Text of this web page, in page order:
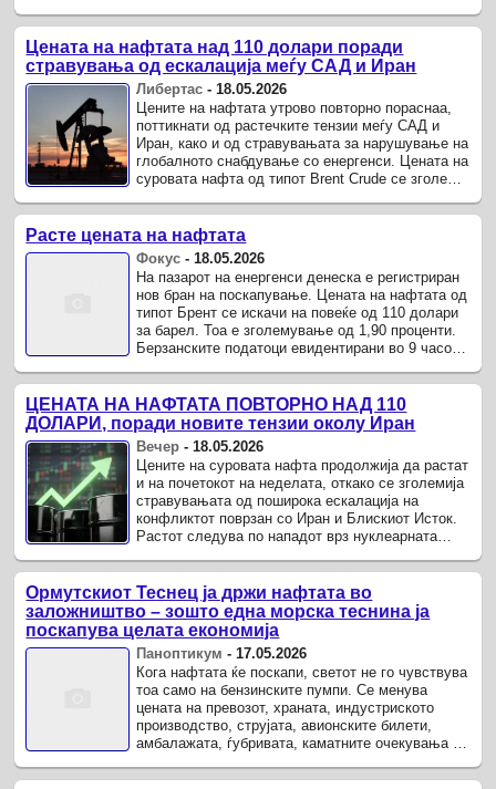
Цената на нафтата над 110 долари поради
стравувања од ескалација меѓу САД и Иран
Либертас - 18.05.2026
Цените на нафтата утрово повторно пораснаа,
поттикнати од растечките тензии меѓу САД и
Иран, како и од стравувањата за нарушување на
глобалното снабдување со енергенси. Цената на
суровата нафта од типот Brent Crude се зголеми
Расте цената на нафтата
Фокус - 18.05.2026
На пазарот на енергенси денеска е регистриран
нов бран на поскапување. Цената на нафтата од
типот Брент се искачи на повеќе од 110 долари
за барел. Тоа е зголемување од 1,90 проценти.
Берзанските податоци евидентирани во 9 часот
ЦЕНАТА НА НАФТАТА ПОВТОРНО НАД 110
ДОЛАРИ, поради новите тензии околу Иран
Вечер -18.05.2026
Цените на суровата нафта продолжија да растат
и на почетокот на неделата, откако се зголемија
стравувањата од поширока ескалација на
конфликтот поврзан со Иран и Блискиот Исток.
Растот следува по нападот врз нуклеарната
Ормутскиот Теснец ја држи нафтата во
заложништво – зошто една морска теснина ја
поскапува целата економија
Паноптикум -17.05.2026
Кога нафтата ќе поскапи, светот не го чувствува
тоа само на бензинските пумпи. Се менува
цената на превозот, храната, индустриското
производство, струјата, авионските билети,
амбалажата, ѓубривата, каматните очекувања и